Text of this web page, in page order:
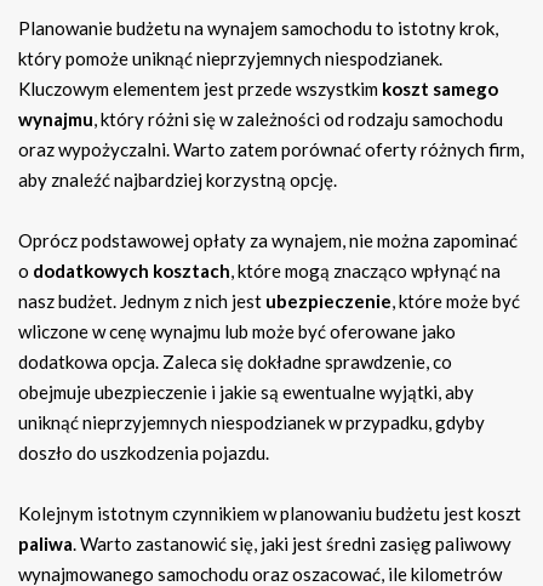
Planowanie budżetu na wynajem samochodu to istotny krok,
który pomoże uniknąć nieprzyjemnych niespodzianek.
Kluczowym elementem jest przede wszystkim koszt samego
wynajmu, który różni się w zależności od rodzaju samochodu
oraz wypożyczalni. Warto zatem porównać oferty różnych firm,
aby znaleźć najbardziej korzystną opcję.
Oprócz podstawowej opłaty za wynajem, nie można zapominać
o dodatkowych kosztach, które mogą znacząco wpłynąć na
nasz budżet. Jednym z nich jest ubezpieczenie, które może być
wliczone w cenę wynajmu lub może być oferowane jako
dodatkowa opcja. Zaleca się dokładne sprawdzenie, co
obejmuje ubezpieczenie i jakie są ewentualne wyjątki, aby
uniknąć nieprzyjemnych niespodzianek w przypadku, gdyby
doszło do uszkodzenia pojazdu.
Kolejnym istotnym czynnikiem w planowaniu budżetu jest koszt
paliwa. Warto zastanowić się, jaki jest średni zasięg paliwowy
wynajmowanego samochodu oraz oszacować, ile kilometrów